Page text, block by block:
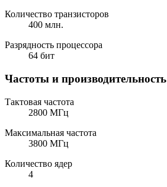
Количество транзисторов
400 млн.
Разрядность процессора
64 бит
Частоты и производительность
Тактовая частота
2800 МГц
Максимальная частота
3800 МГц
Количество ядер
4